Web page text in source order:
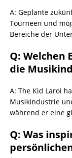
A: Geplante
Tourneen und
Bereiche der
Q: Welchen
die
A: The Kid Laroi
Musikindustrie
während er eine
Q: Was